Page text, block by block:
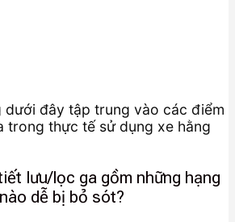
đây tập trung vào các điểm
trong thực tế sử dụng xe hằng
lưu/lọc ga gồm những hạng
dễ bị bỏ sót?